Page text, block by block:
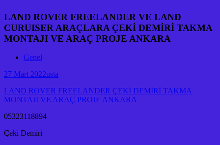
LAND ROVER FREELANDER VE LAND
CURUISER ARAÇLARA ÇEKİ DEMİRİ TAKMA
MONTAJI VE ARAÇ PROJE ANKARA
Genel
27 Mart 2022usta
LAND ROVER FREELANDER ÇEKİ DEMİRİ TAKMA
MONTAJI VE ARAÇ PROJE ANKARA
05323118894
Çeki Demiri